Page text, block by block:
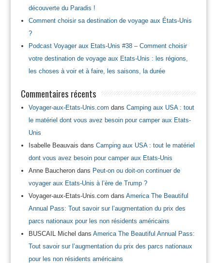
découverte du Paradis !
Comment choisir sa destination de voyage aux États-Unis
?
Podcast Voyager aux Etats-Unis #38 – Comment choisir
votre destination de voyage aux Etats-Unis : les régions,
les choses à voir et à faire, les saisons, la durée
Commentaires récents
Voyager-aux-Etats-Unis.com dans Camping aux USA : tout
le matériel dont vous avez besoin pour camper aux Etats-
Unis
Isabelle Beauvais dans Camping aux USA : tout le matériel
dont vous avez besoin pour camper aux Etats-Unis
Anne Baucherondans Peut-on ou doit-on continuer de
voyager aux Etats-Unis à l’ère de Trump ?
Voyager-aux-Etats-Unis.com dans America The Beautiful
Annual Pass: Tout savoir sur l’augmentation du prix des
parcs nationaux pour les non résidents américains
BUSCAIL Michel dans America The Beautiful Annual Pass:
Tout savoir sur l’augmentation du prix des parcs nationaux
pour les non résidents américains